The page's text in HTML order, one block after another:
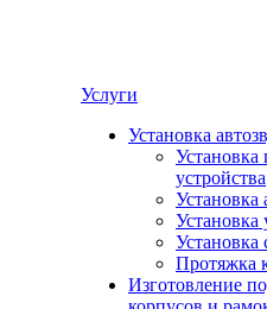
Услуги
Установка
Установка
устройства
Установка
Установка
Установка
Протяжка
Изготовление